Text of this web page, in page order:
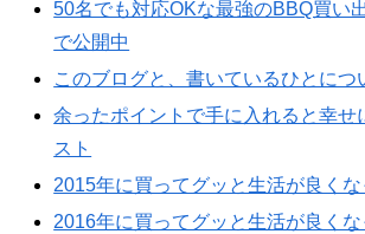
50名でも対応OKな最強のBBQ買い
で公開中
このブログと、書いているひとにつ
余ったポイントで手に入れると幸せ
スト
2015年に買ってグッと生活が良く
2016年に買ってグッと生活が良く